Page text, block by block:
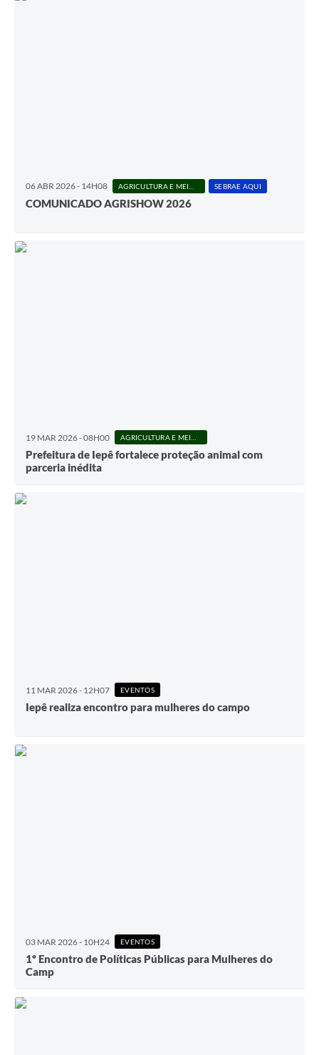
06 ABR 2026 - 14H08 SEBRAE AQUI
COMUNICADO AGRISHOW 2026
19 MAR 2026 - 08H00 AGRICULTURA E MEIO AMBIENTE
Prefeitura de Iepê fortalece proteção animal com
parceria inédita
11 MAR 2026 - 12H07 EVENTOS
Iepê realiza encontro para mulheres do campo
03 MAR 2026 - 10H24 EVENTOS
1º Encontro de Políticas Públicas para Mulheres do
Camp